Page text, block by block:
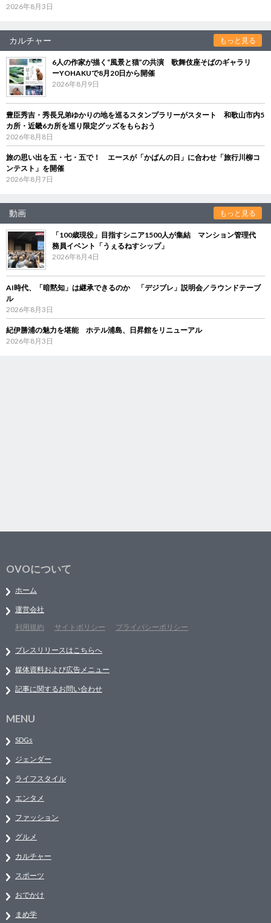
2026年8月3日
カルチャー もっと見る
6人の作家が描く“風景と猫”の共演 歌舞伎座そばのギャラリ
ーYOHAKUで8月20日から開催
2026年8月9日
豊臣秀吉・秀長兄弟ゆかりの地を巡るスタンプラリーがスタート 和歌山市内5
カ所・近畿6カ所を巡り限定グッズをもらおう
2026年8月8日
旅の思い出を五・七・五で！ エースが「かばんの日」に合わせ「旅行川柳コ
ンテスト」を開催
2026年8月7日
動画 もっと見る
「100歳現役」目指すシニア1500人が集結 マンション管理代
務員イベント「うぇるねすシップ」
2026年8月4日
AI時代、「暗黙知」は継承できるのか 「デジブレ」説明会／ラウンドテーブ
ル
2026年8月3日
紀伊勝浦の魅力を堪能 ホテル浦島、日昇館をリニューアル
2026年8月3日
OVOについて
ホーム
運営会社
利用規約
サイトポリシー プライバシーポリシー
プレスリリースはこちらへ
媒体資料および広告メニュー
記事に関するお問い合わせ
MENU
SDGs
ジェンダー
ライフスタイル
エンタメ
ファッション
グルメ
カルチャー
スポーツ
おでかけ
まめ学